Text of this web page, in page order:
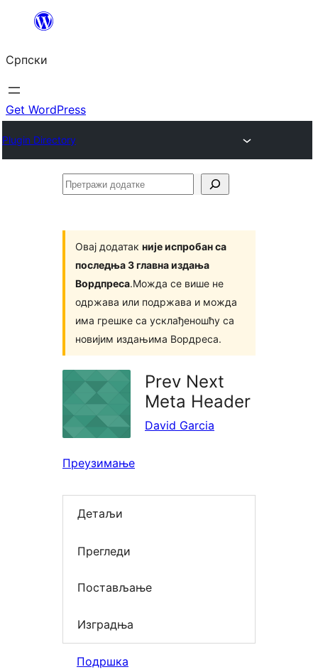
Скочи
садржај
Српски
Get WordPress
Plugin Directory
Претражи
Овај додатак није испробан са
последња 3 главна издања
Вордпреса.Можда се више не
одржава или подржава и можда
има грешке са усклађеношћу са
новијим издањима Вордреса.
Prev Next
Meta Header
David Garcia
Преузимање
Детаљи
Прегледи
Постављање
Изградња
Подршка